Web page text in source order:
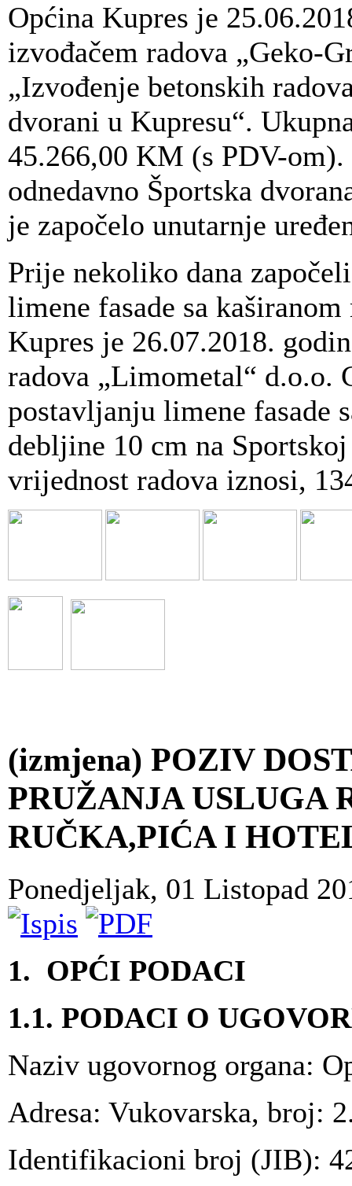
Općina Kupres je
izvođačem radova „Geko-
„Izvođenje betonskih
dvorani u Kupresu“.
45.266,00 KM (s PDV-
odnedavno Športska
je započelo unutarnje
Prije nekoliko dana
limene fasade sa
Kupres je 26.07.2018.
radova „Limometal“ d.o.o.
postavljanju limene fasade
debljine 10 cm na
vrijednost radova iznosi,
(izmjena) POZIV
PRUŽANJA USLUGA
RUČKA,PIĆA I
Ponedjeljak, 01 Listopad
1. OPĆI PODACI
1.1. PODACI O
Naziv ugovornog organa:
Adresa: Vukovarska, broj:
Identifikacioni broj (JIB):